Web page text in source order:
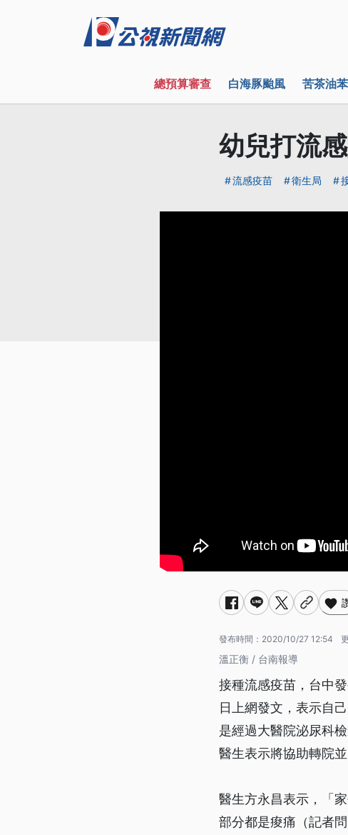
總預算審查 白海豚颱風 苦茶油
幼兒打流
流感疫苗 衛生局
發布時間： 2020/10/27 12:54
溫正衡 / 台南報導
接種流感疫苗，台中
日上網發文，表示自
是經過大醫院泌尿科
醫生表示將協助轉院
醫生方永昌表示，「
部分都是痠痛（記者